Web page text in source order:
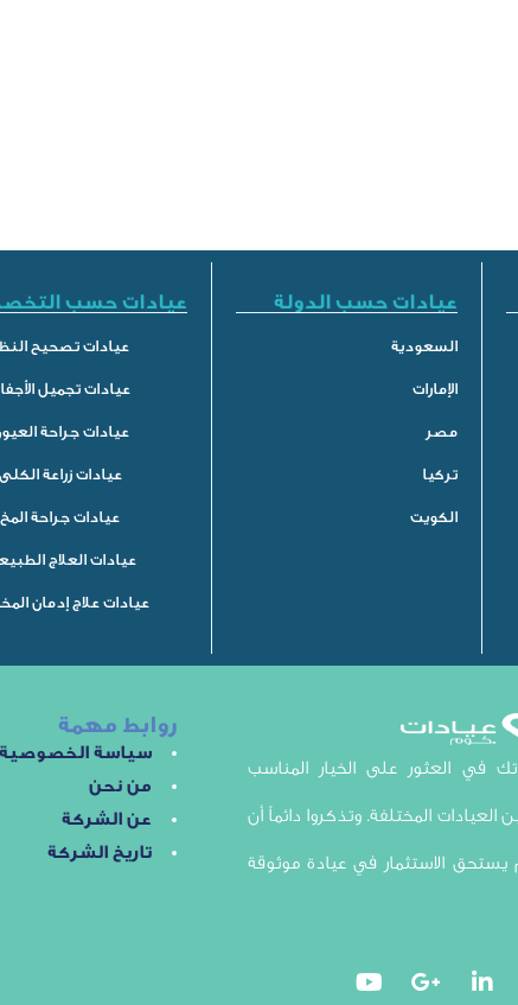
عيادات حسب الدولة
السعودية
الإمارات
مصر
تركيا
الكويت
عيادات حسب
عيادات تصحيح
عيادات تجميل
عيادات جراحة
عيادات زراعة الكلى
عيادات جراحة المخ
عيادات العلاج
عيادات علاج إدمان
في العثور على الخيار المناسب
العيادات المختلفة. وتذكروا دائماً أن
الاستثمار في عيادة موثوقة
روابط مهمة
سياسة الخصوصية
من نحن
عن الشركة
تاريخ الشركة